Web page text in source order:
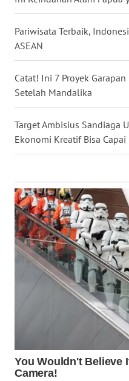
Pariwisata Terbaik,
ASEAN
Catat! Ini 7 Proyek
Setelah Mandalika
Target Ambisius Sandiaga
Ekonomi Kreatif Bisa
WN
NUSANTARA
WN
JOGJA
WN
WN
KALBAR
WN
KALTENG
WN
KALTARA
WN